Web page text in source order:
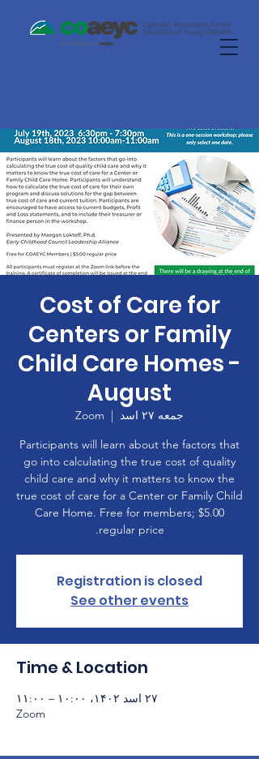
Cost of Care for
Centers or Family
Child Care Homes -
August
جمعه ۲۷ اسد
  |
Zoom
Participants will learn about the factors that
go into calculating the true cost of quality
child care and why it matters to know the
true cost of care for a Center or Family Child
Care Home. Free for members; $5.00
regular price.
Registration is closed
See other events
Time & Location
۲۷ اسد ۱۴۰۲، ۱۰:۰۰ – ۱۱:۰۰
Zoom